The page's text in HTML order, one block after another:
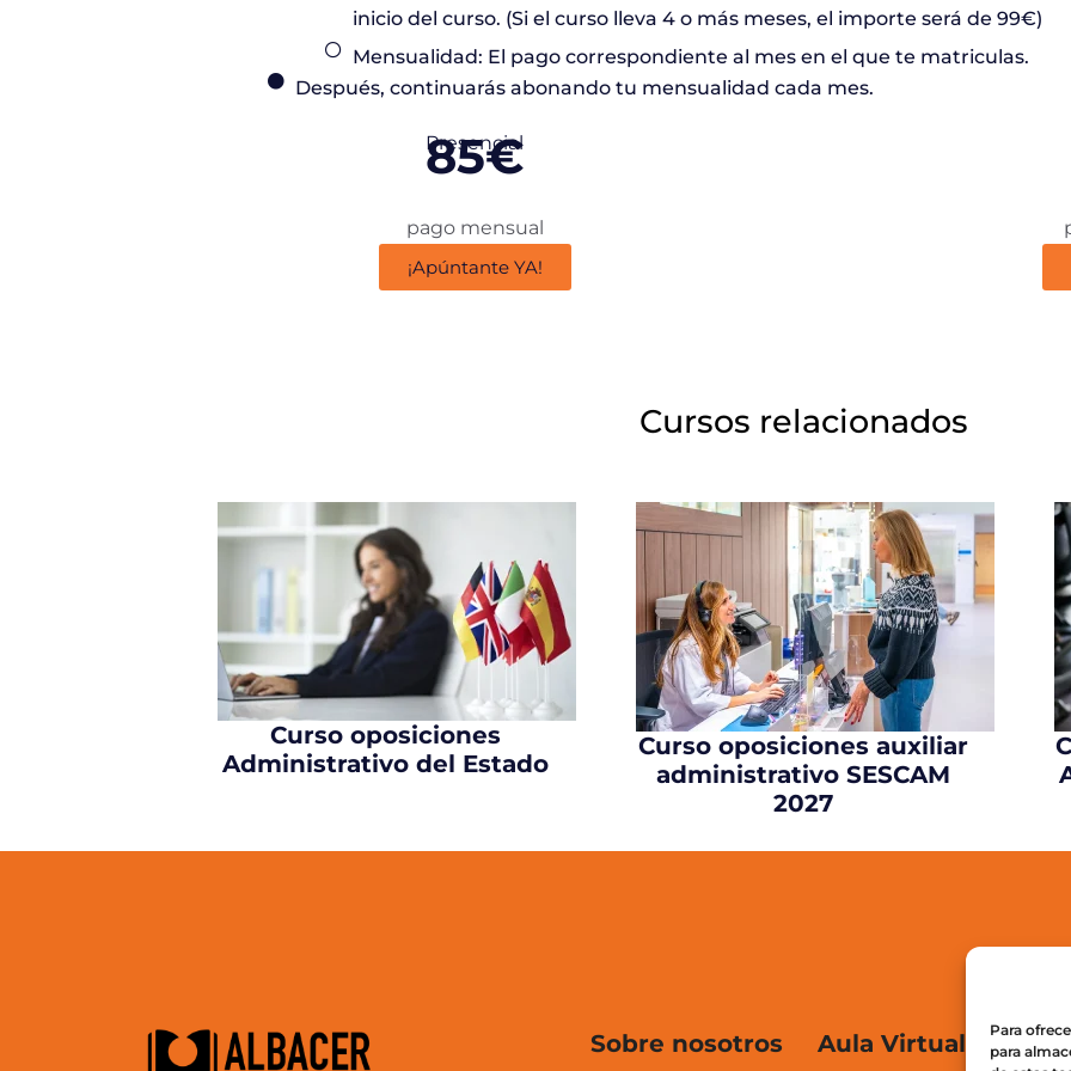
Para
para
inicio del curso. (Si el curso lleva 4 o más meses, el importe será de 99€)
Mensualidad: El pago correspondiente al mes en el que te matriculas.
Después, continuarás abonando tu mensualidad cada mes.
Presencial
85€
pago mensual
¡Apúntante YA!
Cursos relacionados
Curso oposiciones
Administrativo del Estado
Curso oposiciones auxiliar
administrativo SESCAM
2027
Sobre nosotros Aula Virtual